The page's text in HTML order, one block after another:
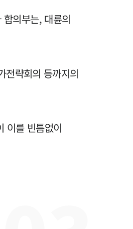
의부는, 대륜의
전략회의 등까지의
이를 빈틈없이